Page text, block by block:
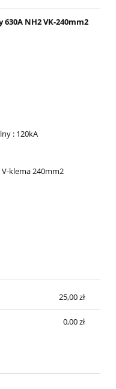
NH2 VK-240mm2
: 120kA
klema 240mm2
25,00 zł
0,00 zł